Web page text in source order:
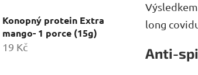
Konopný protein Extra
mango- 1 porce (15g)
19 Kč
long
Anti-